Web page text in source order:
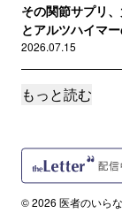
その関節サプリ
とアルツハイマ
2026.07.15
読者限定
2026.07.08
SNSが広げる「
もっと読む
© 2026 医者のいら